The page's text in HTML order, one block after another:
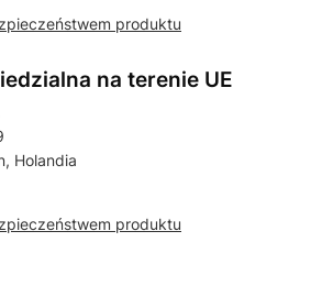
produktu
na terenie UE
Holandia
produktu